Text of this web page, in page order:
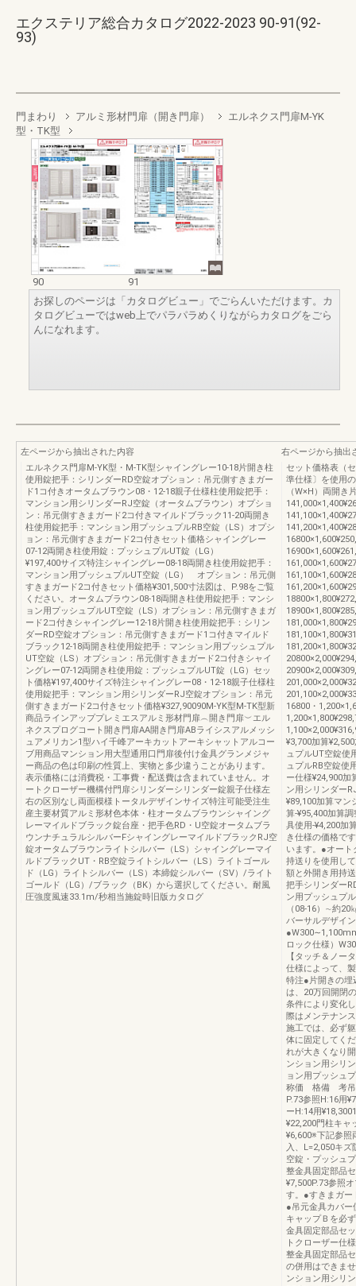
エクステリア総合カタログ2022-2023 90-91(92-
93)
門まわり アルミ形材門扉（開き門扉）
エルネクス門扉M-YK
型・TK型
90
91
お探しのページは「カタログビュー」でごらんいただけます。カ
タログビューではweb上でパラパラめくりながらカタログをごら
んになれます。
左ページから抽出された内容
エルネクス門扉M-YK型・M-TK型シャイングレー10-18片開き柱
使用錠把手：シリンダーRD空錠オプション：吊元側すきまガー
ド1コ付きオータムブラウン08・12-18親子仕様柱使用錠把手：
マンション用シリンダーRJ空錠（オータムブラウン）オプショ
ン：吊元側すきまガード2コ付きマイルドブラック11-20両開き
柱使用錠把手：マンション用プッシュプルRB空錠（LS）オプシ
ョン：吊元側すきまガード2コ付きセット価格シャイングレー
07-12両開き柱使用錠：プッシュプルUT錠（LG）
¥197,400サイズ特注シャイングレー08-18両開き柱使用錠把手：
マンション用プッシュプルUT空錠（LG） オプション：吊元側
すきまガード2コ付きセット価格¥301,500寸法図は、P.98をご覧
ください。オータムブラウン08-18両開き柱使用錠把手：マンシ
ョン用プッシュプルUT空錠（LS）オプション：吊元側すきまガ
ード2コ付きシャイングレー12-18片開き柱使用錠把手：シリン
ダーRD空錠オプション：吊元側すきまガード1コ付きマイルド
ブラック12-18両開き柱使用錠把手：マンション用プッシュプル
UT空錠（LS）オプション：吊元側すきまガード2コ付きシャイ
ングレー07-12両開き柱使用錠：プッシュプルUT錠（LG）セッ
ト価格¥197,400サイズ特注シャイングレー08・12-18親子仕様柱
使用錠把手：マンション用シリンダーRJ空錠オプション：吊元
側すきまガード2コ付きセット価格¥327,90090M-YK型M-TK型新
商品ラインアッププレミエスアルミ形材門扉︵開き門扉︶エル
ネクスプログコート開き門扉AA開き門扉ABライシスアルメッシ
ュアメリカン1型ハイ千峰アーキカットアーキシャットアルコー
ブ用商品マンション用大型通用口門扉後付け金具グランメジャ
ー商品の色は印刷の性質上、実物と多少違うことがあります。
表示価格には消費税・工事費・配送費は含まれていません。オ
ートクローザー機構付門扉シリンダーシリンダー錠親子仕様左
右の区別なし両面模様トータルデザインサイズ特注可能受注生
産主要材質アルミ形材色本体・柱オータムブラウンシャイング
レーマイルドブラック錠台座・把手色RD・U空錠オータムブラ
ウンナチュラルシルバーFシャイングレーマイルドブラックRJ空
錠オータムブラウンライトシルバー（LS）シャイングレーマイ
ルドブラックUT・RB空錠ライトシルバー（LS）ライトゴール
ド（LG）ライトシルバー（LS）本締錠シルバー（SV）/ライト
ゴールド（LG）/ブラック（BK）から選択してください。耐風
圧強度風速33.1m/秒相当施錠時旧版カタログ
右ページから抽出
セット価格表（
準仕様〕を使用
（W×H）両開き
16800・
¥3,700加算
ュプルUT空錠使
ュプルRB空錠使
ー仕様¥24,900加
ン用シリンダー
¥89,100加算マン
算-¥95,400加算
具使用-¥4,200加
き仕様の価格で
います。●オート
持送りを使用し
額と外開き用持
把手シリンダー
ン用プッシュプ
（08-16）∼約
バーサルデザイ
ロック仕様）
【タッチ＆ノー
仕様によって、
特注●片開きの埋
は、20万回開閉
条件により変化
際はメンテナン
施工では、必ず
体に固定してく
れが大きくなり
ンション用シリ
ョン用プッシュ
称価 格備 考吊
P.73参照H:16用
ーH:14用
¥22,200門柱キャ
¥6,600※下記参照
入、L=2,050キ
空錠・プッシュ
整金具固定部品
¥7,500P.73参照
す。●すきまガー
●吊元金具カバー
キャップＢを必
金具固定部品セ
トクローザー仕
整金具固定部品
の併用はできま
ンション用シリ